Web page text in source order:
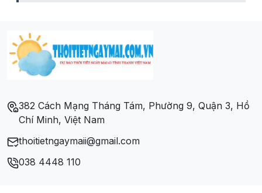
382 Cách Mạng Tháng Tám, Phường 9, Quận 3, Hồ
Chí Minh, Việt Nam
thoitietngaymaii@gmail.com
038 4448 110